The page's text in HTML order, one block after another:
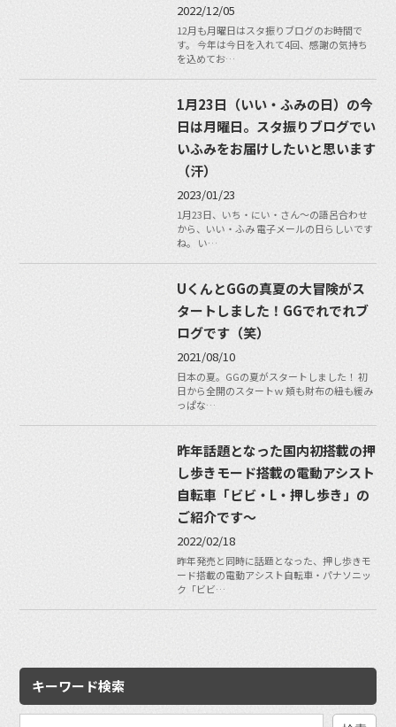
2022/12/05
12月も月曜日はスタ振りブログのお時間で
す。 今年は今日を入れて4回、感謝の気持ち
を込めてお…
1月23日（いい・ふみの日）の今
日は月曜日。スタ振りブログでい
いふみをお届けしたいと思います
（汗）
2023/01/23
1月23日、いち・にい・さん〜の語呂合わせ
から、いい・ふみ 電子メールの日らしいです
ね。 い…
UくんとGGの真夏の大冒険がス
タートしました！GGでれでれブ
ログです（笑）
2021/08/10
日本の夏。GGの夏がスタートしました！ 初
日から全開のスタートｗ 頬も財布の紐も緩み
っぱな…
昨年話題となった国内初搭載の押
し歩きモード搭載の電動アシスト
自転車「ビビ・L・押し歩き」の
ご紹介です〜
2022/02/18
昨年発売と同時に話題となった、押し歩きモ
ード搭載の電動アシスト自転車・パナソニッ
ク「ビビ…
キーワード検索